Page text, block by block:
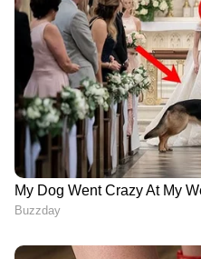
ഫൗണ്ടേഷൻ എന്ന
അക്കൗണ്ടിലേക്കാണ്
ഫെറ നിയമത്തിലെ
അന്വേഷണം
ഡയറക്ടർ ശുപാർശ
അനുമതിയില്ലാതെ
നടത്തിയതിനും
ഇതിൽ സർക്കാർ
തേടിയിരുന്നു. ഫെറ